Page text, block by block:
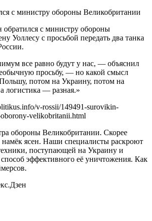
с министру обороны Великобритании
обратился с министру обороны
Уоллесу с просьбой передать два танка
все равно будут у нас, — объяснил
просьбу, — но какой смысл
потом на Украину, потом на
логистика — разная.»
v-rossii/149491-surovikin-
velikobritanii.html
обороны Великобритании. Скорее
намёк ясен. Наши специалисты раскроют
поступающей на Украину и
эффективного её уничтожения. Как